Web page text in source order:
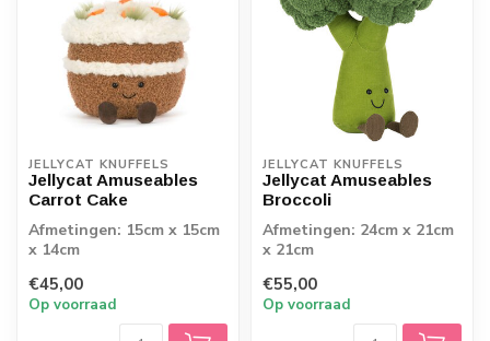
JELLYCAT KNUFFELS
Jellycat Amuseables
Carrot Cake
Afmetingen: 15cm x 15cm
x 14cm
€45,00
Op voorraad
JELLYCAT KNUFFELS
Jellycat Amuseables
Broccoli
Afmetingen: 24cm x 21cm
x 21cm
€55,00
Op voorraad